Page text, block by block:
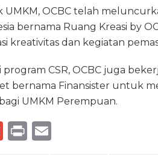
OCBC telah
bernama Ruang Kreasi by
kreativitas dan kegiatan
CSR, OCBC juga
bernama Finansister untuk
UMKM Perempuan.
G P